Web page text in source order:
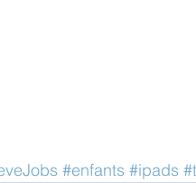
#enfants #ipads